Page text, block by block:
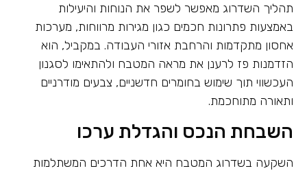
תהליך השדרוג מאפשר לשפר את הנוחות והיעילות
באמצעות פתרונות חכמים כגון מגירות מרווחות, מערכות
אחסון מתקדמות והרחבת אזורי העבודה. במקביל, הוא
הזדמנות פז לרענן את מראה המטבח ולהתאימו לסגנון
העכשווי תוך שימוש בחומרים חדשניים, צבעים מודרניים
ותאורה מתוחכמת.
השבחת הנכס והגדלת ערכו
השקעה בשדרוג המטבח היא אחת הדרכים המשתלמות